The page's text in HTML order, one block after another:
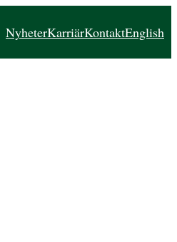
NyheterKarriärKontaktEnglish